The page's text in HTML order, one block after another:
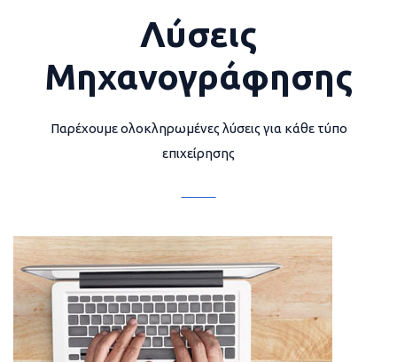
Λύσεις
Μηχανογράφησης
Παρέχουμε ολοκληρωμένες λύσεις για κάθε τύπο
επιχείρησης